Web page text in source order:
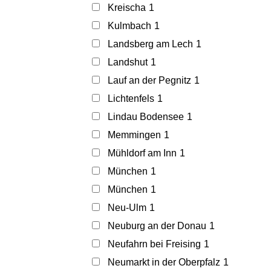
Kreischa 1
Kulmbach 1
Landsberg am Lech 1
Landshut 1
Lauf an der Pegnitz 1
Lichtenfels 1
Lindau Bodensee 1
Memmingen 1
Mühldorf am Inn 1
München 1
München 1
Neu-Ulm 1
Neuburg an der Donau 1
Neufahrn bei Freising 1
Neumarkt in der Oberpfalz 1